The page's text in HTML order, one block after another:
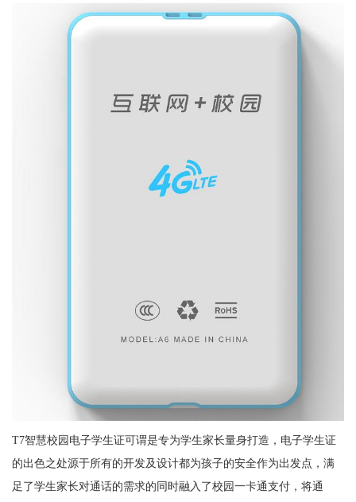
T7智慧校园电子学生证可谓是专为学生家长量身打造，电子学生证
的出色之处源于所有的开发及设计都为孩子的安全作为出发点，满
足了学生家长对通话的需求的同时融入了校园一卡通支付，将通